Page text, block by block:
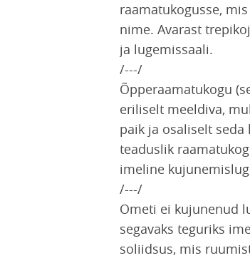
raamatukogusse,
nime. Avarast
ja lugemissaali.
/---/
Õpperaamatukogu
eriliselt meeldiva,
paik ja osaliselt
teaduslik
imeline
/---/
Ometi ei kujunenud
segavaks teguriks
soliidsus, mis